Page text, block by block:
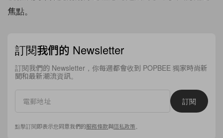
焦點。
訂閱我們的 Newsletter
訂閱我們的 Newsletter，你每週都會收到 POPBEE 獨家時尚新
聞和最新潮流資訊。
訂閱
點擊訂閱即表示您同意我們的服務條款與隱私政策